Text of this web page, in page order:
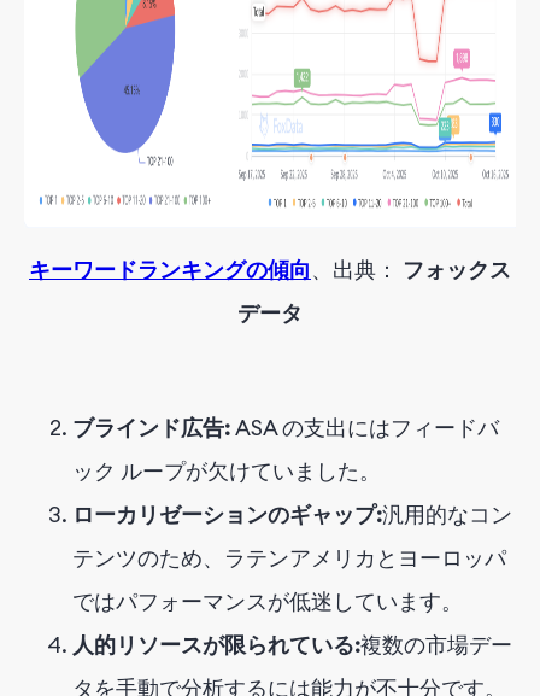
キーワードランキングの傾向、出典：
フォックス
データ
ブラインド広告:ASA の支出にはフィードバ
ック ループが欠けていました。
ローカリゼーションのギャップ:汎用的なコン
テンツのため、ラテンアメリカとヨーロッパ
ではパフォーマンスが低迷しています。
人的リソースが限られている:複数の市場デー
タを手動で分析するには能力が不十分です。